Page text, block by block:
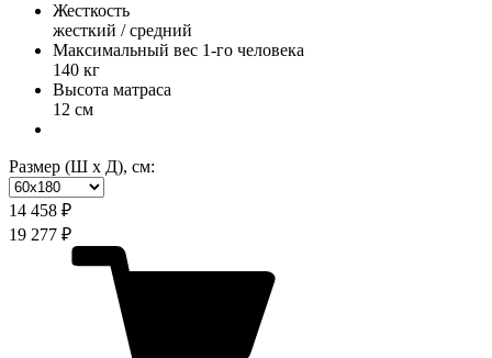
Жесткость
жесткий / средний
Максимальный вес 1-го человека
140 кг
Высота матраса
12 см
Размер (Ш х Д), см:
14 458 ₽
19 277 ₽